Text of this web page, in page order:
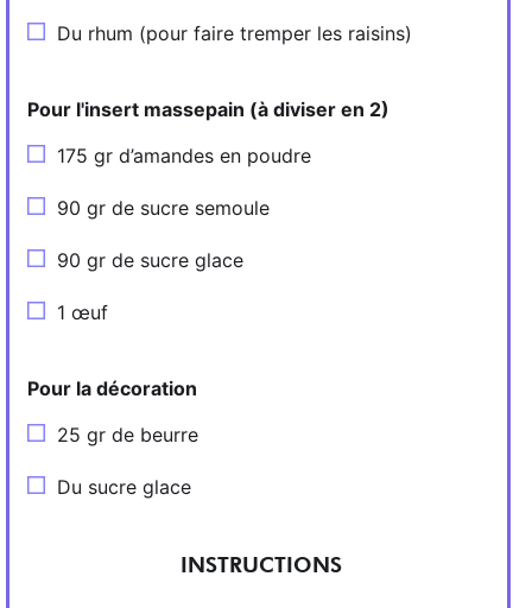
Du rhum (pour faire tremper les raisins)
Pour l'insert massepain (à diviser en 2)
175 gr d’amandes en poudre
90 gr de sucre semoule
90 gr de sucre glace
1 œuf
Pour la décoration
25 gr de beurre
Du sucre glace
INSTRUCTIONS